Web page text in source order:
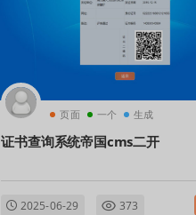
页面 一个 生成
证书查询系统帝国cms二开
2025-06-29 373